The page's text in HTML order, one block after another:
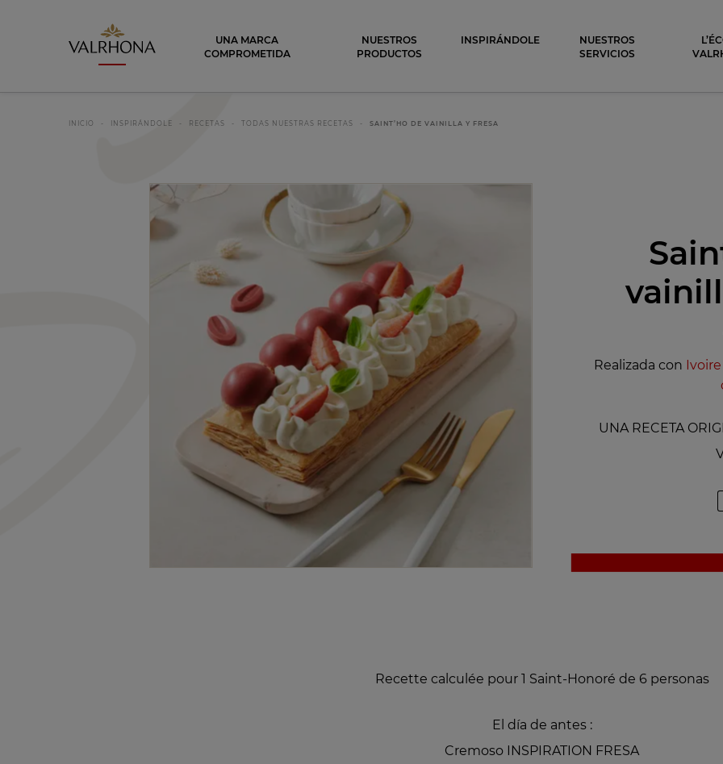
Valrhona - Imaginons le meilleur du chocolat
UNA MARCA
COMPROMETIDA
NUESTROS
PRODUCTOS
INSPIRÁNDOLE
NUESTROS
SERVICIOS
INICIO INSPIRÁNDOLE RECETAS TODAS NUESTRAS RECETAS SAINT’HO DE VAINILLA Y FRESA
Realizada con
UNA RECETA
Recette calculée pour 1 Saint-Honoré de 6 personas
El día de antes :
Cremoso INSPIRATION FRESA